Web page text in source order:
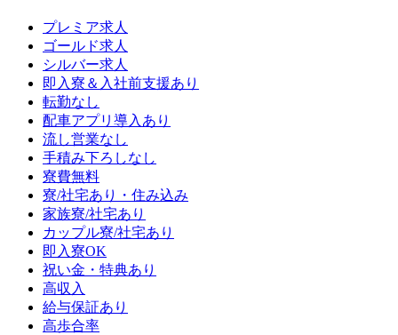
プレミア求人
ゴールド求人
シルバー求人
即入寮＆入社前支援あり
転勤なし
配車アプリ導入あり
流し営業なし
手積み下ろしなし
寮費無料
寮/社宅あり・住み込み
家族寮/社宅あり
カップル寮/社宅あり
即入寮OK
祝い金・特典あり
高収入
給与保証あり
高歩合率